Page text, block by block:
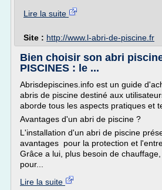
Lire la suite
Site : http://www.l-abri-de-piscine.fr
Bien choisir son abri
PISCINES : le ...
Abrisdepiscines.info est un guide
abris de piscine destiné aux
aborde tous les aspects pratiques et
Avantages d'un abri de piscine ?
L'installation d'un abri de piscine
avantages pour la protection et
Grâce a lui, plus besoin de
pour...
Lire la suite